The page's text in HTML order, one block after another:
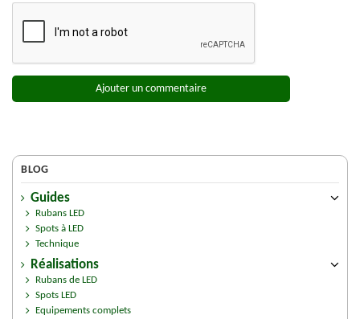
Ajouter un commentaire
BLOG
Guides
Rubans LED
Spots à LED
Technique
Réalisations
Rubans de LED
Spots LED
Equipements complets